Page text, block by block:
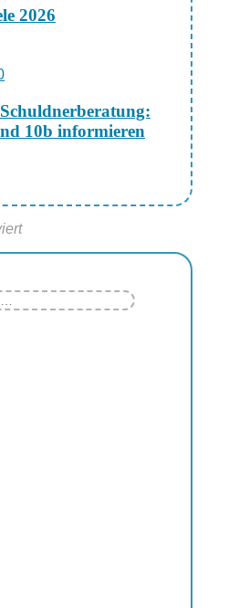
2026
10b informieren